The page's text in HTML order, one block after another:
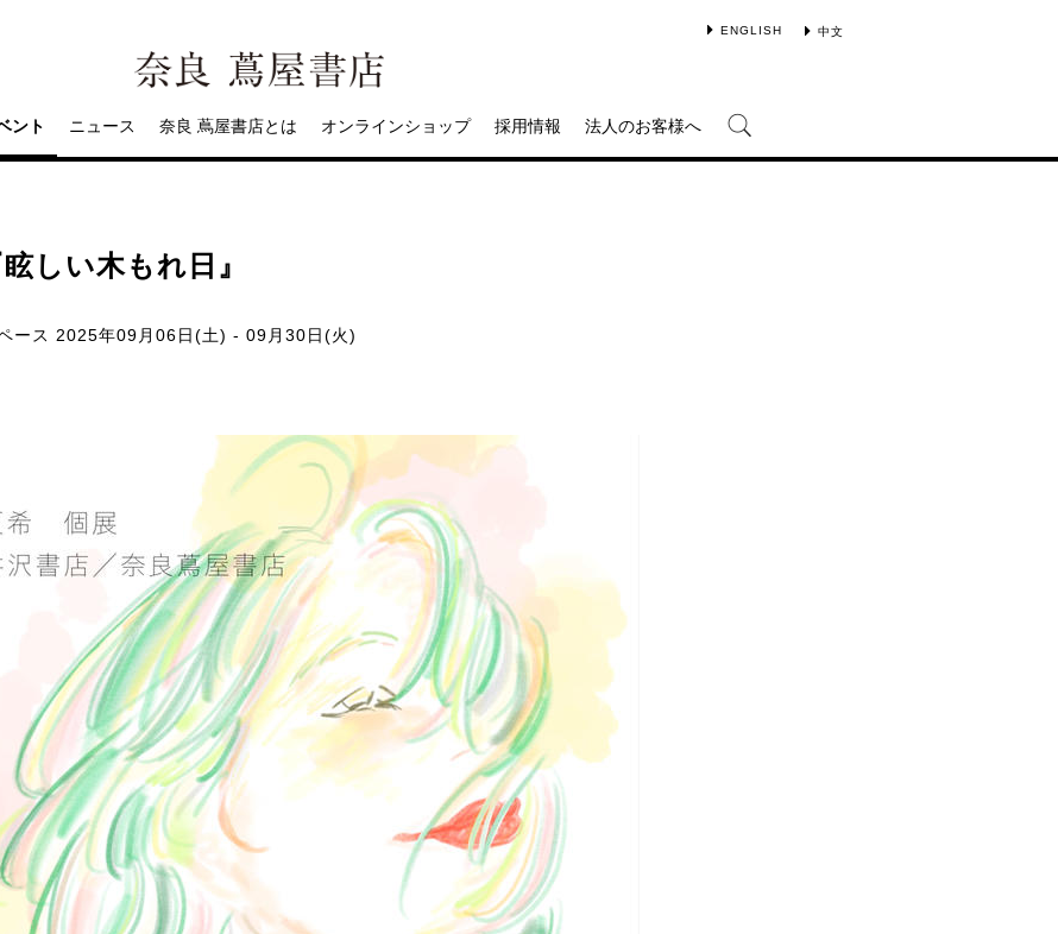
ENGLISH 中文
ント ニュース 奈良 蔦屋書店とは オンラインショップ 採用情報 法人のお客様へ
しい木もれ日』
ース 2025年09月06日(土) - 09月30日(火)